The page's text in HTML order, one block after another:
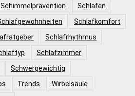
Schimmelprävention
Schlafen
Schlafkomfort
Schlafrhythmus
Schlafzimmer
Schwergewichtig
Trends
Wirbelsäule